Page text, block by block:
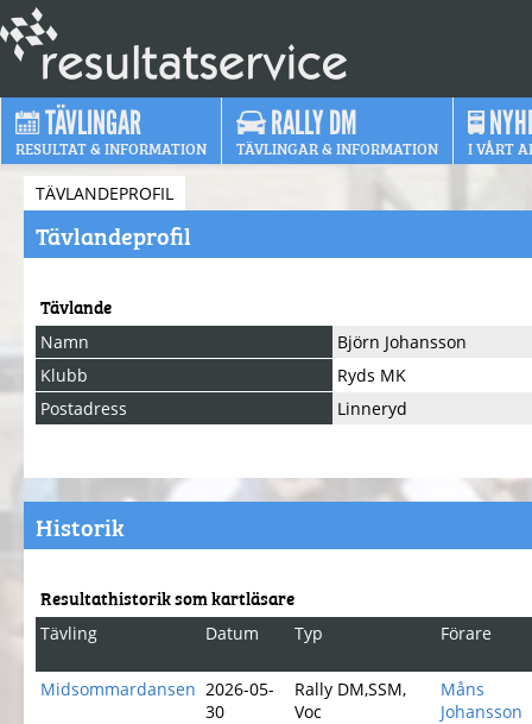
TÄVLINGAR
RESULTAT & INFORMATION
RALLY DM
TÄVLINGAR & INFORMATION I VÅRT
TÄVLANDEPROFIL
Tävlandeprofil
Tävlande
Namn
Björn Johansson
Klubb
Ryds MK
Postadress
Linneryd
Historik
Resultathistorik som kartläsare
Tävling Datum Typ Förare
Midsommardansen 2026-05-
30
Rally DM,SSM,
Voc
Måns
Johansson